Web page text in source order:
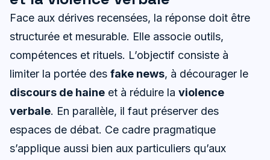
Face aux dérives recensées, la réponse doit être
structurée et mesurable. Elle associe outils,
compétences et rituels. L’objectif consiste à
limiter la portée des fake news, à décourager le
discours de haine et à réduire la violence
verbale. En parallèle, il faut préserver des
espaces de débat. Ce cadre pragmatique
s’applique aussi bien aux particuliers qu’aux